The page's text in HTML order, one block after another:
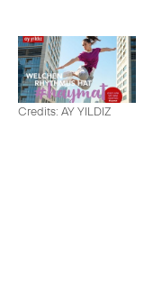
Credits: AY YILDIZ